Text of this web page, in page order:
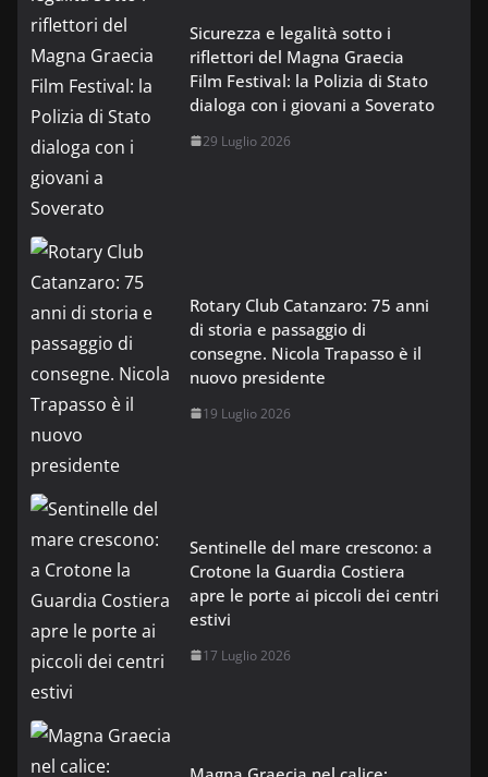
Sicurezza e legalità sotto i
riflettori del Magna Graecia
Film Festival: la Polizia di Stato
dialoga con i giovani a Soverato
29 Luglio 2026
Rotary Club Catanzaro: 75 anni
di storia e passaggio di
consegne. Nicola Trapasso è il
nuovo presidente
19 Luglio 2026
Sentinelle del mare crescono: a
Crotone la Guardia Costiera
apre le porte ai piccoli dei centri
estivi
17 Luglio 2026